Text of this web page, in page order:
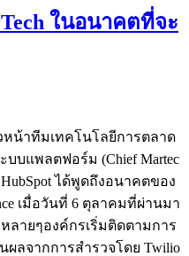
ในอนาคตที่จะ
หน้าทีมเทคโนโลยีการตลาด
บแพลตฟอร์ม (Chief Martec
HubSpot ได้พูดถึงอนาคตของ
เมื่อวันที่ 6 ตุลาคมที่ผ่านมา
ายๆองค์กรเริ่มติดตามการ
ผลจากการสำรวจโดย Twilio